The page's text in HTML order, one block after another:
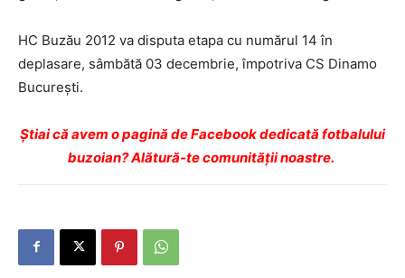
HC Buzău 2012 va disputa etapa cu numărul 14 în
deplasare, sâmbătă 03 decembrie, împotriva CS Dinamo
București.
Ştiai că avem o pagină de Facebook dedicată fotbalului
buzoian? Alătură-te comunității noastre.